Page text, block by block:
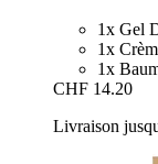
1x Gel
1x
1x
CHF 14.20
Livraison